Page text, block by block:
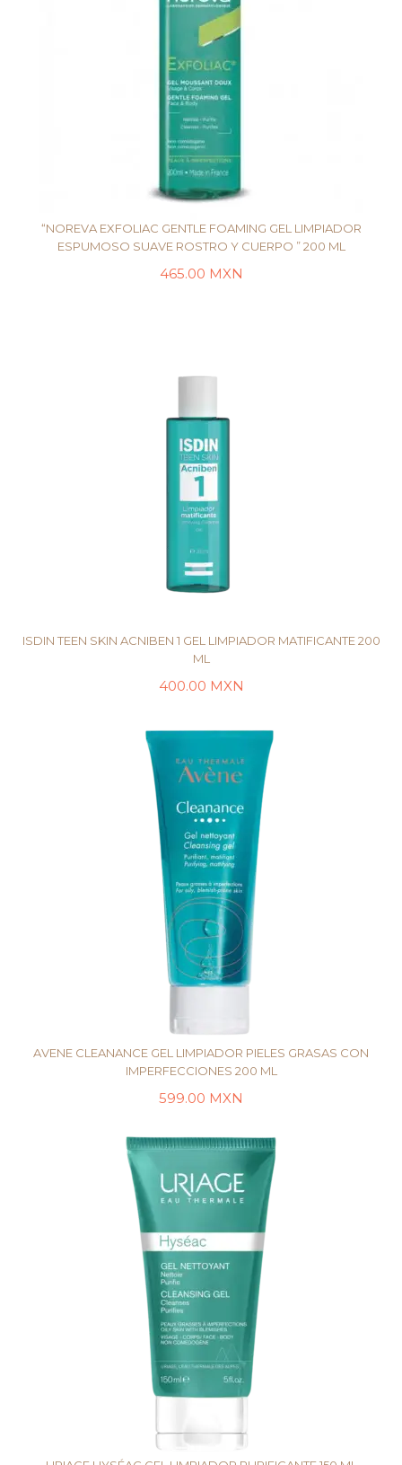
“NOREVA EXFOLIAC GENTLE FOAMING GEL LIMPIADOR
ESPUMOSO SUAVE ROSTRO Y CUERPO ” 200 ML
465.00 MXN
ISDIN TEEN SKIN ACNIBEN 1 GEL LIMPIADOR MATIFICANTE 200
ML
400.00 MXN
AVENE CLEANANCE GEL LIMPIADOR PIELES GRASAS CON
IMPERFECCIONES 200 ML
599.00 MXN